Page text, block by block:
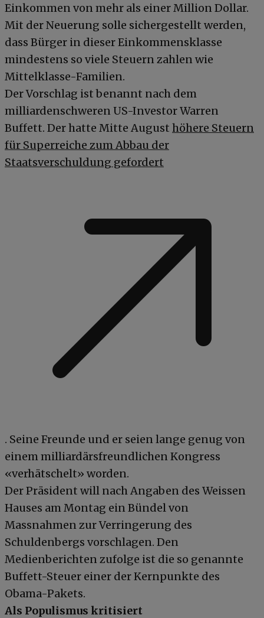
Einkommen von mehr als einer Million Dollar.
Mit der Neuerung solle sichergestellt werden,
dass Bürger in dieser Einkommensklasse
mindestens so viele Steuern zahlen wie
Mittelklasse-Familien.
Der Vorschlag ist benannt nach dem
milliardenschweren US-Investor Warren
Buffett. Der hatte Mitte August höhere Steuern
für Superreiche zum Abbau der
Staatsverschuldung gefordert
. Seine Freunde und er seien lange genug von
einem milliardärsfreundlichen Kongress
«verhätschelt» worden.
Der Präsident will nach Angaben des Weissen
Hauses am Montag ein Bündel von
Massnahmen zur Verringerung des
Schuldenbergs vorschlagen. Den
Medienberichten zufolge ist die so genannte
Buffett-Steuer einer der Kernpunkte des
Obama-Pakets.
Als Populismus kritisiert